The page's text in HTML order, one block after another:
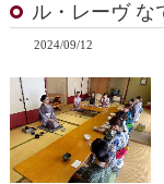
ル・レーヴ
2024/09/12